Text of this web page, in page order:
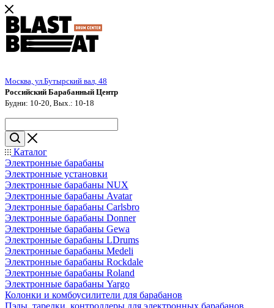
Москва, ул.Бутырский вал, 48
Российский Барабанный Центр
Будни: 10-20, Вых.: 10-18
Каталог
Электронные барабаны
Электронные установки
Электронные барабаны NUX
Электронные барабаны Avatar
Электронные барабаны Carlsbro
Электронные барабаны Donner
Электронные барабаны Gewa
Электронные барабаны LDrums
Электронные барабаны Medeli
Электронные барабаны Rockdale
Электронные барабаны Roland
Электронные барабаны Yargo
Колонки и комбоусилители для барабанов
Пэды, тарелки, контроллеры для электронных барабанов